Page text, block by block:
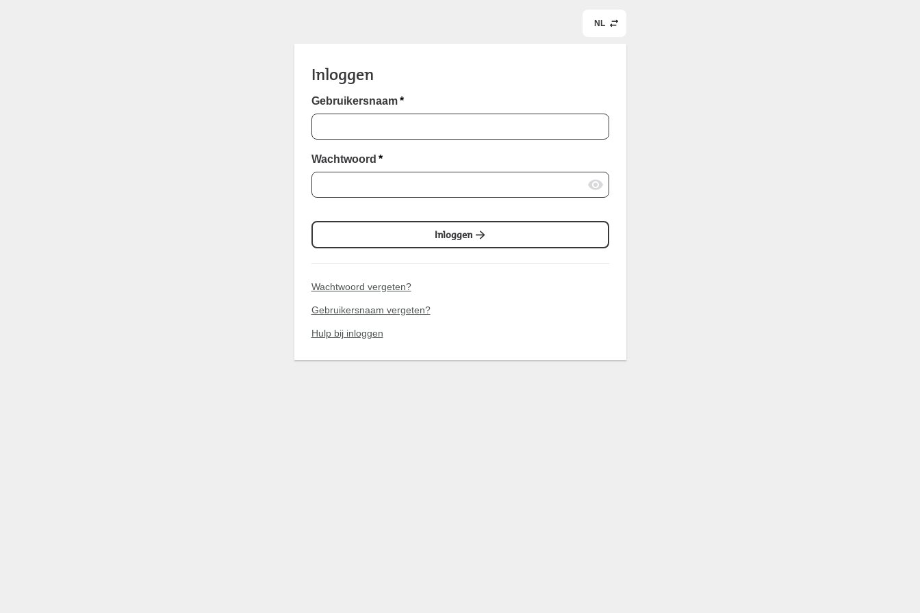
NL
Inloggen
Gebruikersnaam *
Wachtwoord *
Inloggen
Wachtwoord vergeten?
Gebruikersnaam vergeten?
Hulp bij inloggen